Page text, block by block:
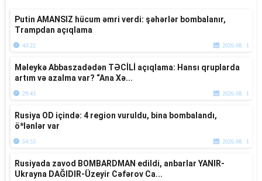
Putin AMANSIZ hücum əmri verdi: şəhərlər bombalanır,
Trampdan açıqlama
43:22 2026.08. 1
Məleykə Abbaszadədən TƏCİLİ açıqlama: Hansı qruplarda
artım və azalma var? “Ana Xə...
29:43 2026.08. 1
Rusiya OD içində: 4 region vuruldu, bina bombalandı,
ö*lənlər var
54:53 2026.08. 1
Rusiyada zavod BOMBARDMAN edildi, anbarlar YANIR-
Ukrayna DAĞIDIR-Üzeyir Cəfərov Ca...